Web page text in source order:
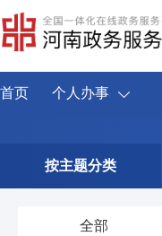
首页 个人办事
按主题分类
全部